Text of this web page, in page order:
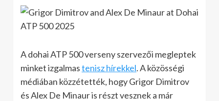
A dohai ATP 500 verseny szervezői megleptek
minket izgalmastenisz hírekkel. A közösségi
médiában közzétették, hogy Grigor Dimitrov
és Alex De Minaur is részt vesznek a már